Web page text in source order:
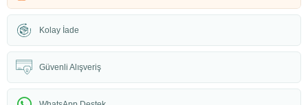
Kolay İade
Güvenli Alışveriş